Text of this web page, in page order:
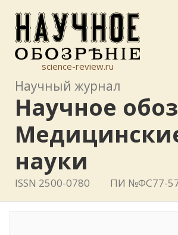
science-review.ru
Научный журнал
Научное
науки
ISSN 2500-0780 ПИ №ФС77-